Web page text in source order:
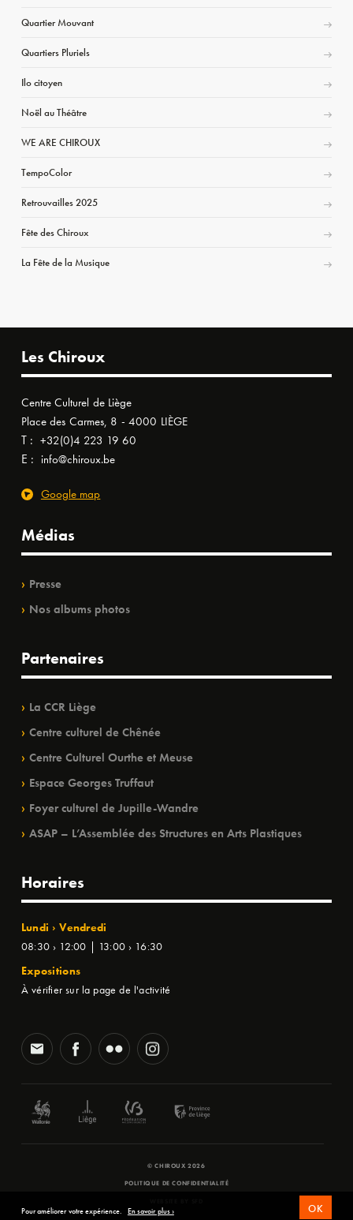
Quartier Mouvant
Quartiers Pluriels
Ilo citoyen
Noël au Théâtre
WE ARE CHIROUX
TempoColor
Retrouvailles 2025
Fête des Chiroux
La Fête de la Musique
Les Chiroux
Centre Culturel de Liège
Place des Carmes, 8 - 4000 LIÈGE
T : +32(0)4 223 19 60
E : info@chiroux.be
Google map
Médias
Presse
Nos albums photos
Partenaires
La CCR Liège
Centre culturel de Chênée
Centre Culturel Ourthe et Meuse
Espace Georges Truffaut
Foyer culturel de Jupille-Wandre
ASAP – L’Assemblée des Structures en Arts Plastiques
Horaires
Lundi › Vendredi
08:30 › 12:00 | 13:00 › 16:30
Expositions
À vérifier sur la page de l'activité
© CHIROUX 2026
POLITIQUE DE CONFIDENTIALITÉ
Pour améliorer votre expérience. En savoir plus › OK